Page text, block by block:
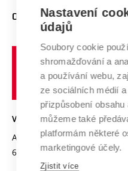
E-přihláška
Doktorské studium
Podpora podnikání
Mezinárodní vědecká rada
Systém zajišťování kvality
Výzkumné infrastruktury
Transfer znalostí
Open Science
Projekty
Projekty ze strukturálních
Specifický výzkum
Zahraniční spolupráce
Spolupráce se školami
Služby univerzity
Mezinárodní dohody
Univerzitní sítě
O UNIVERZITĚ
Profil univerzity
Udržitelná univerzita
Podnikavá univerzita /
Bezpečná univerzita
Vyznamenání
Organizační struktura
VYSOKÉ UČENÍ TECHNICKÉ
Antonínská 548/1
602 00 Brno
Nastavení
údajů
Soubory cookie
shromažďování a
a používání webu,
ze sociálních médií
přizpůsobení
můžeme také
platformám některé
marketingové účely.
Zjistit více